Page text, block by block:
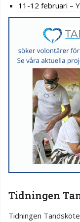
11-12 februari –
Tidningen
Tidningen